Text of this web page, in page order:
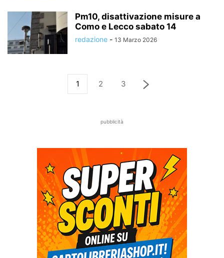
Pm10, disattivazione misure a
Como e Lecco sabato 14
redazione - 13 Marzo 2026
1 2 3
pubblicità